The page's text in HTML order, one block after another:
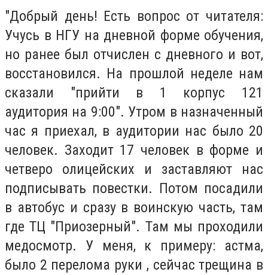
"Добрый день! Есть вопрос от читателя:
Учусь в НГУ на дневной форме обучения,
но ранее был отчислен с дневного и вот,
восстановился. На прошлой неделе нам
сказали "прийти в 1 корпус 121
аудитория на 9:00". Утром в назначенный
час я приехал, в аудитории нас было 20
человек. Заходит 17 человек в форме и
четверо олицейских и заставляют нас
подписывать повестки. Потом посадили
в автобус и сразу в воинскую часть, там
где ТЦ "Приозерный". Там мы проходили
медосмотр. У меня, к примеру: астма,
было 2 перелома руки , сейчас трещина в